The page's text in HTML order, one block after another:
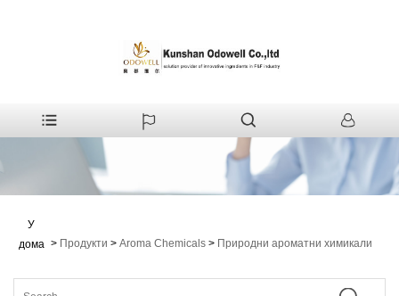
У
дома > Продукти > Aroma Chemicals > Природни ароматни химикали